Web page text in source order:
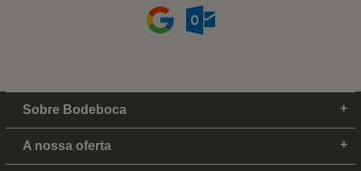
Sobre Bodeboca
A nossa oferta